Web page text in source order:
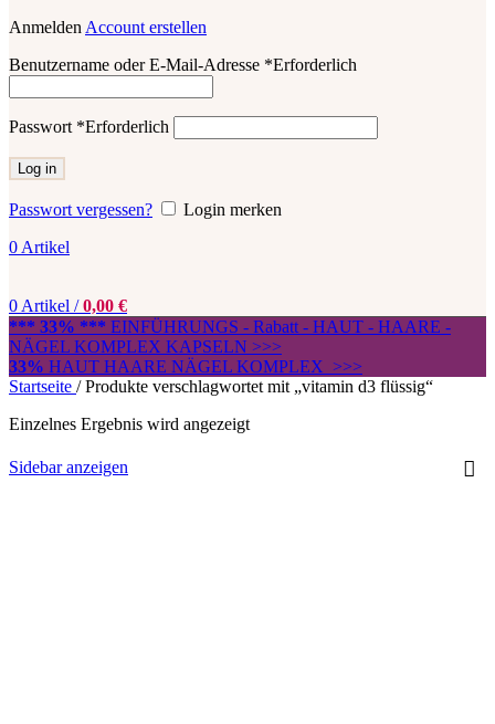
Anmelden Account erstellen
Benutzername oder E-Mail-Adresse *Erforderlich
Passwort *Erforderlich
Log in
Passwort vergessen?
Login merken
0 Artikel
0 Artikel / 0,00 €
*** 33% *** EINFÜHRUNGS - Rabatt - HAUT - HAARE -
NÄGEL KOMPLEX KAPSELN >>>
33% HAUT HAARE NÄGEL KOMPLEX >>>
Startseite / Produkte verschlagwortet mit „vitamin d3 flüssig“
Einzelnes Ergebnis wird angezeigt
Sidebar anzeigen